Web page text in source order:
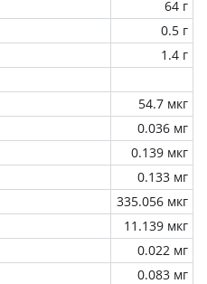
64 г
0.5 г
1.4 г
54.7 мкг
0.036 мг
0.139 мкг
0.133 мг
335.056 мкг
11.139 мкг
0.022 мг
0.083 мг